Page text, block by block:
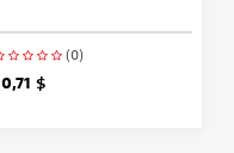
(0)
$